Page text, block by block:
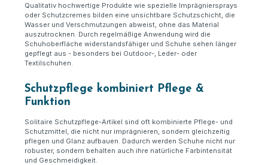
Qualitativ hochwertige Produkte wie spezielle Imprägniersprays
oder Schutzcremes bilden eine unsichtbare Schutzschicht, die
Wasser und Verschmutzungen abweist, ohne das Material
auszutrocknen. Durch regelmäßige Anwendung wird die
Schuhoberfläche widerstandsfähiger und Schuhe sehen länger
gepflegt aus - besonders bei Outdoor-, Leder- oder
Textilschuhen.
Schutzpflege kombiniert Pflege &
Funktion
Solitaire Schutzpflege-Artikel sind oft kombinierte Pflege- und
Schutzmittel, die nicht nur imprägnieren, sondern gleichzeitig
pflegen und Glanz aufbauen. Dadurch werden Schuhe nicht nur
robuster, sondern behalten auch ihre natürliche Farbintensität
und Geschmeidigkeit.